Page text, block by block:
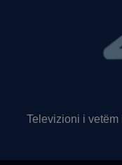
Televizioni i